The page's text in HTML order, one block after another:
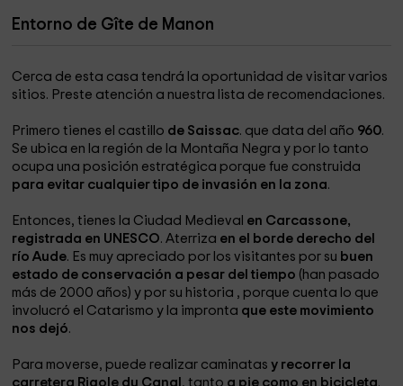
Entorno de Gîte de Manon
Cerca de esta casa tendrá la oportunidad de visitar varios
sitios. Preste atención a nuestra lista de recomendaciones.
Primero tienes el castillo de Saissac. que data del año 960.
Se ubica en la región de la Montaña Negray por lo tanto
ocupa una posición estratégica porque fue construida
para evitar cualquier tipo de invasión en la zona.
Entonces, tienes la Ciudad Medieval en Carcassone,
registrada en UNESCO. Aterriza en el borde derecho del
río Aude. Es muy apreciado por los visitantes por su buen
estado de conservación a pesar del tiempo (han pasado
más de 2000 años) y por su historia , porque cuenta lo que
involucró el Catarismoy la impronta que este movimiento
nos dejó.
Para moverse, puede realizar caminatasy recorrer la
carretera Rigole du Canal , tanto a pie como en bicicleta.